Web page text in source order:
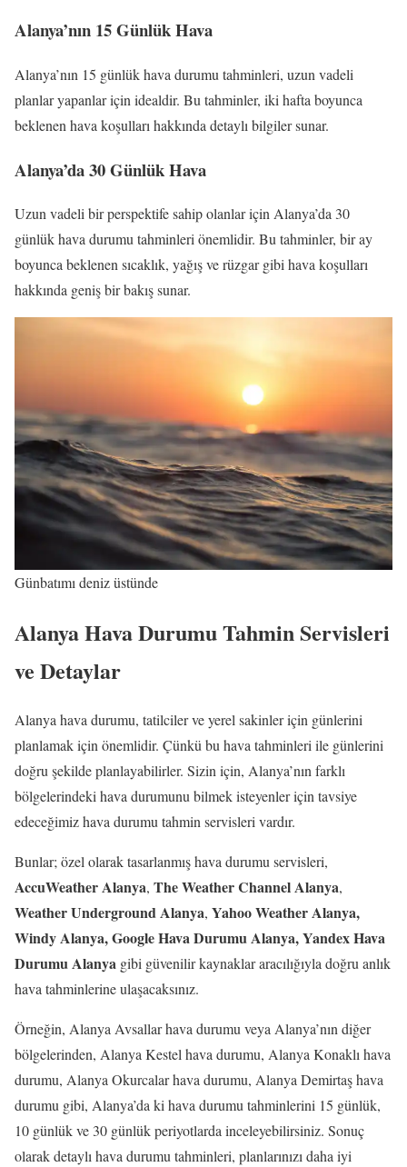
Alanya’nın 15 Günlük Hava
Alanya’nın 15 günlük hava durumu tahminleri, uzun vadeli
planlar yapanlar için idealdir. Bu tahminler, iki hafta boyunca
beklenen hava koşulları hakkında detaylı bilgiler sunar.
Alanya’da 30 Günlük Hava
Uzun vadeli bir perspektife sahip olanlar için Alanya’da 30
günlük hava durumu tahminleri önemlidir. Bu tahminler, bir ay
boyunca beklenen sıcaklık, yağış ve rüzgar gibi hava koşulları
hakkında geniş bir bakış sunar.
Günbatımı deniz üstünde
Alanya Hava Durumu Tahmin Servisleri
ve Detaylar
Alanya hava durumu, tatilciler ve yerel sakinler için günlerini
planlamak için önemlidir. Çünkü bu hava tahminleri ile günlerini
doğru şekilde planlayabilirler. Sizin için, Alanya’nın farklı
bölgelerindeki hava durumunu bilmek isteyenler için tavsiye
edeceğimiz hava durumu tahmin servisleri vardır.
Bunlar; özel olarak tasarlanmış hava durumu servisleri,
AccuWeather Alanya, The Weather Channel Alanya,
Weather Underground Alanya, Yahoo Weather Alanya,
Windy Alanya, Google Hava Durumu Alanya, Yandex Hava
Durumu Alanya gibi güvenilir kaynaklar aracılığıyla doğru anlık
hava tahminlerine ulaşacaksınız.
Örneğin, Alanya Avsallar hava durumu veya Alanya’nın diğer
bölgelerinden, Alanya Kestel hava durumu, Alanya Konaklı hava
durumu, Alanya Okurcalar hava durumu, Alanya Demirtaş hava
durumu gibi, Alanya’da ki hava durumu tahminlerini 15 günlük,
10 günlük ve 30 günlük periyotlarda inceleyebilirsiniz. Sonuç
olarak detaylı hava durumu tahminleri, planlarınızı daha iyi